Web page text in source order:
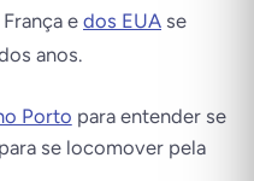
e dos EUA se
anos.
Porto para entender se
se locomover pela